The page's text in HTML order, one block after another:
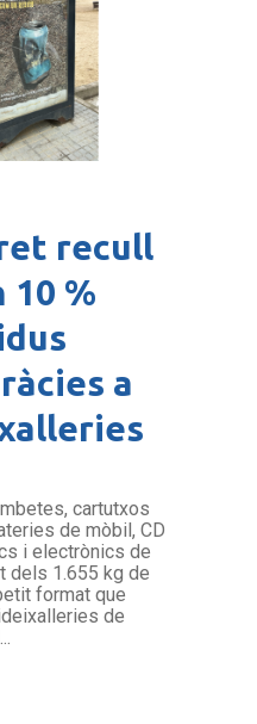
recull
10 %
a
cartutxos
de mòbil, CD
i electrònics de
dels 1.655 kg de
format que
de